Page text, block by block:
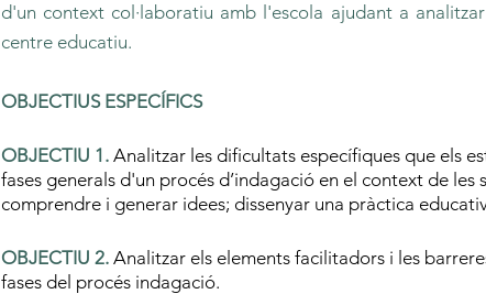
d'un context col·laboratiu amb l'escola ajudant a
centre educatiu.
OBJECTIUS ESPECÍFICS
OBJECTIU 1. Analitzar les dificultats específiques que els
fases generals d'un procés d’indagació en el context de
comprendre i generar idees; dissenyar una pràctica
OBJECTIU 2. Analitzar els elements facilitadors i les
fases del procés indagació.